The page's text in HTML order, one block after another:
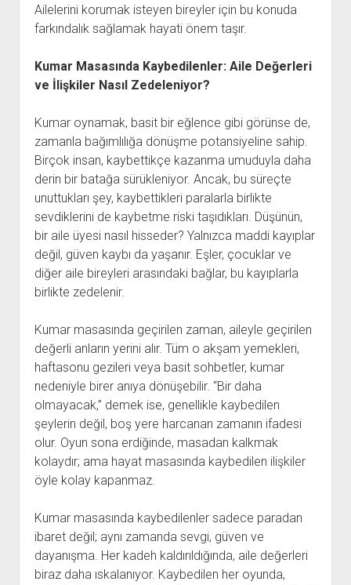
Ailelerini korumak isteyen bireyler için bu konuda
farkındalık sağlamak hayati önem taşır.
Kumar Masasında Kaybedilenler: Aile Değerleri
ve İlişkiler Nasıl Zedeleniyor?
Kumar oynamak, basit bir eğlence gibi görünse de,
zamanla bağımlılığa dönüşme potansiyeline sahip.
Birçok insan, kaybettikçe kazanma umuduyla daha
derin bir batağa sürükleniyor. Ancak, bu süreçte
unuttukları şey, kaybettikleri paralarla birlikte
sevdiklerini de kaybetme riski taşıdıkları. Düşünün,
bir aile üyesi nasıl hisseder? Yalnızca maddi kayıplar
değil, güven kaybı da yaşanır. Eşler, çocuklar ve
diğer aile bireyleri arasındaki bağlar, bu kayıplarla
birlikte zedelenir.
Kumar masasında geçirilen zaman, aileyle geçirilen
değerli anların yerini alır. Tüm o akşam yemekleri,
haftasonu gezileri veya basit sohbetler, kumar
nedeniyle birer anıya dönüşebilir. “Bir daha
olmayacak,” demek ise, genellikle kaybedilen
şeylerin değil, boş yere harcanan zamanın ifadesi
olur. Oyun sona erdiğinde, masadan kalkmak
kolaydır; ama hayat masasında kaybedilen ilişkiler
öyle kolay kapanmaz.
Kumar masasında kaybedilenler sadece paradan
ibaret değil; aynı zamanda sevgi, güven ve
dayanışma. Her kadeh kaldırıldığında, aile değerleri
biraz daha ıskalanıyor. Kaybedilen her oyunda,